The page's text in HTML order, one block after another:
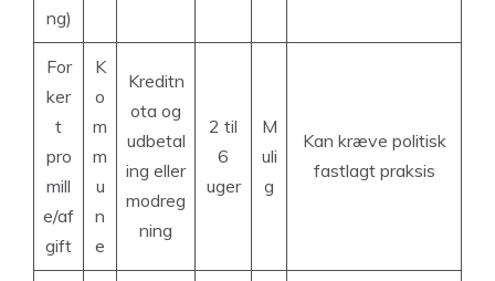
ng)
For
ker
t
pro
mill
e/af
gift
K
o
m
m
u
n
e
Kreditn
ota og
udbetal
ing eller
modreg
ning
2 til
6
uger
M
uli
g
Kan kræve politisk
fastlagt praksis